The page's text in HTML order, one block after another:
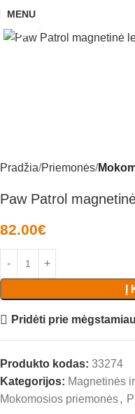
MENU
Pradžia Priemonės
Paw Patrol
82.00€
Pridėti prie
Produkto kodas: 33274
Kategorijos: Magnetinės
Mokomosios priemonės,